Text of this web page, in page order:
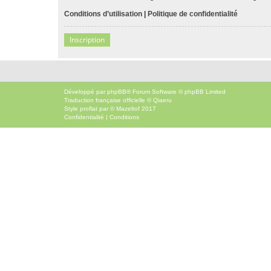
Conditions d’utilisation | Politique de confidentialité
Inscription
Développé par phpBB® Forum Software © phpBB Limited
Traduction française officielle ©Qiaeru
Style proflat par © Mazeltof 2017
Confidentialité | Conditions